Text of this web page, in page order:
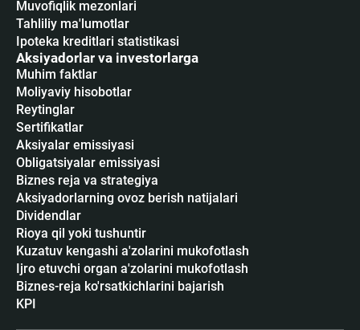
Muvofiqlik mezonlari
Tahliliy ma'lumotlar
Ipoteka kreditlari statistikasi
Aksiyadorlar va investorlarga
Muhim faktlar
Moliyaviy hisobotlar
Reytinglar
Sertifikatlar
Аksiyalar emissiyasi
Obligatsiyalar emissiyasi
Biznes reja va strategiya
Aksiyadorlarning ovoz berish natijalari
Dividendlar
Rioya qil yoki tushuntir
Kuzatuv kengashi a'zolarini mukofotlash
Ijro etuvchi organ a'zolarini mukofotlash
Biznes-reja ko'rsatkichlarini bajarish
KPI